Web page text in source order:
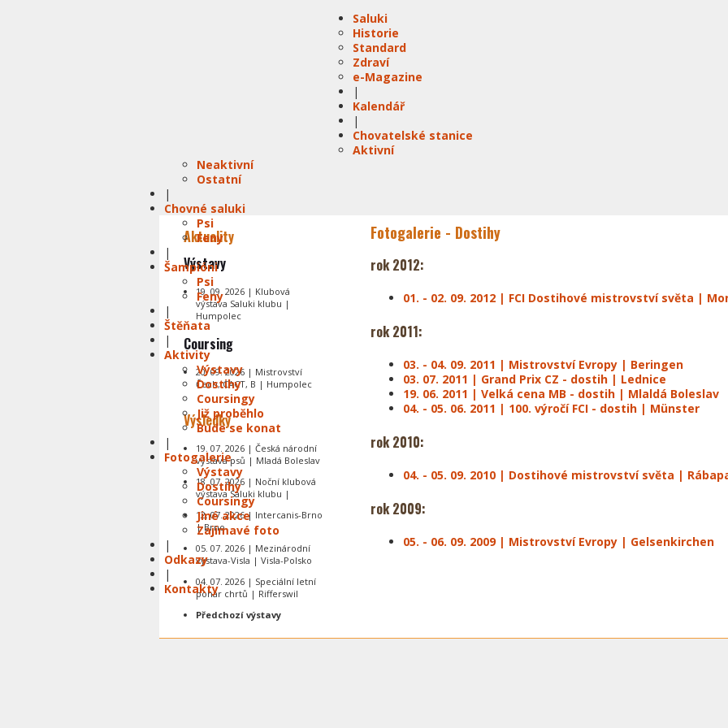
Saluki
Historie
Standard
Zdraví
e-Magazine
|
Kalendář
|
Chovatelské stanice
Aktivní
Neaktivní
Ostatní
|
Chovné saluki
Psi
Feny
|
Šampióni
Psi
Feny
|
Štěňata
|
Aktivity
Výstavy
Dostihy
Coursingy
Již proběhlo
Bude se konat
|
Fotogalerie
Výstavy
Dostihy
Coursingy
Jiné akce
Zajímavé foto
|
Odkazy
|
Kontakty
Fotogalerie - Dostihy
rok 2012:
01. - 02. 09. 2012 | FCI Dostihové mistrovství světa |
rok 2011:
03. - 04. 09. 2011 | Mistrovství Evropy | Beringen
03. 07. 2011 | Grand Prix CZ - dostih | Lednice
19. 06. 2011 | Velká cena MB - dostih | Mlaldá Boleslav
04. - 05. 06. 2011 | 100. výročí FCI - dostih | Münster
rok 2010:
04. - 05. 09. 2010 | Dostihové mistrovství světa |
rok 2009:
05. - 06. 09. 2009 | Mistrovství Evropy | Gelsenkirchen
Aktuality
Výstavy
19. 09. 2026 | Klubová
výstava Saluki klubu |
Humpolec
Coursing
20. 09. 2026 | Mistrovství
Čech, CACT, B | Humpolec
Výsledky
19. 07. 2026 | Česká národní
výstava psů | Mladá Boleslav
18. 07. 2026 | Noční klubová
výstava Saluki klubu |
12. 07. 2026 | Intercanis-Brno
| Brno
05. 07. 2026 | Mezinárodní
výstava-Visla | Visla-Polsko
04. 07. 2026 | Speciální letní
pohár chrtů | Rifferswil
Předchozí výstavy